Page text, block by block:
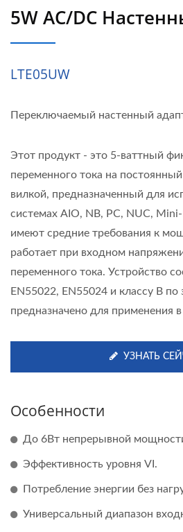
5W AC/DC
LTE05UW
Переключаемый настенный
Этот продукт - это 5-ваттный
переменного тока на
вилкой, предназначенный для
системах AIO, NB, PC, NUC,
имеют средние требования к
работает при входном
переменного тока. Устройство
EN55022, EN55024 и классу B по
предназначено для применения
УЗНАТЬ
Особенности
До 6Вт непрерывной
Эффективность уровня VI.
Потребление энергии без
Универсальный диапазон